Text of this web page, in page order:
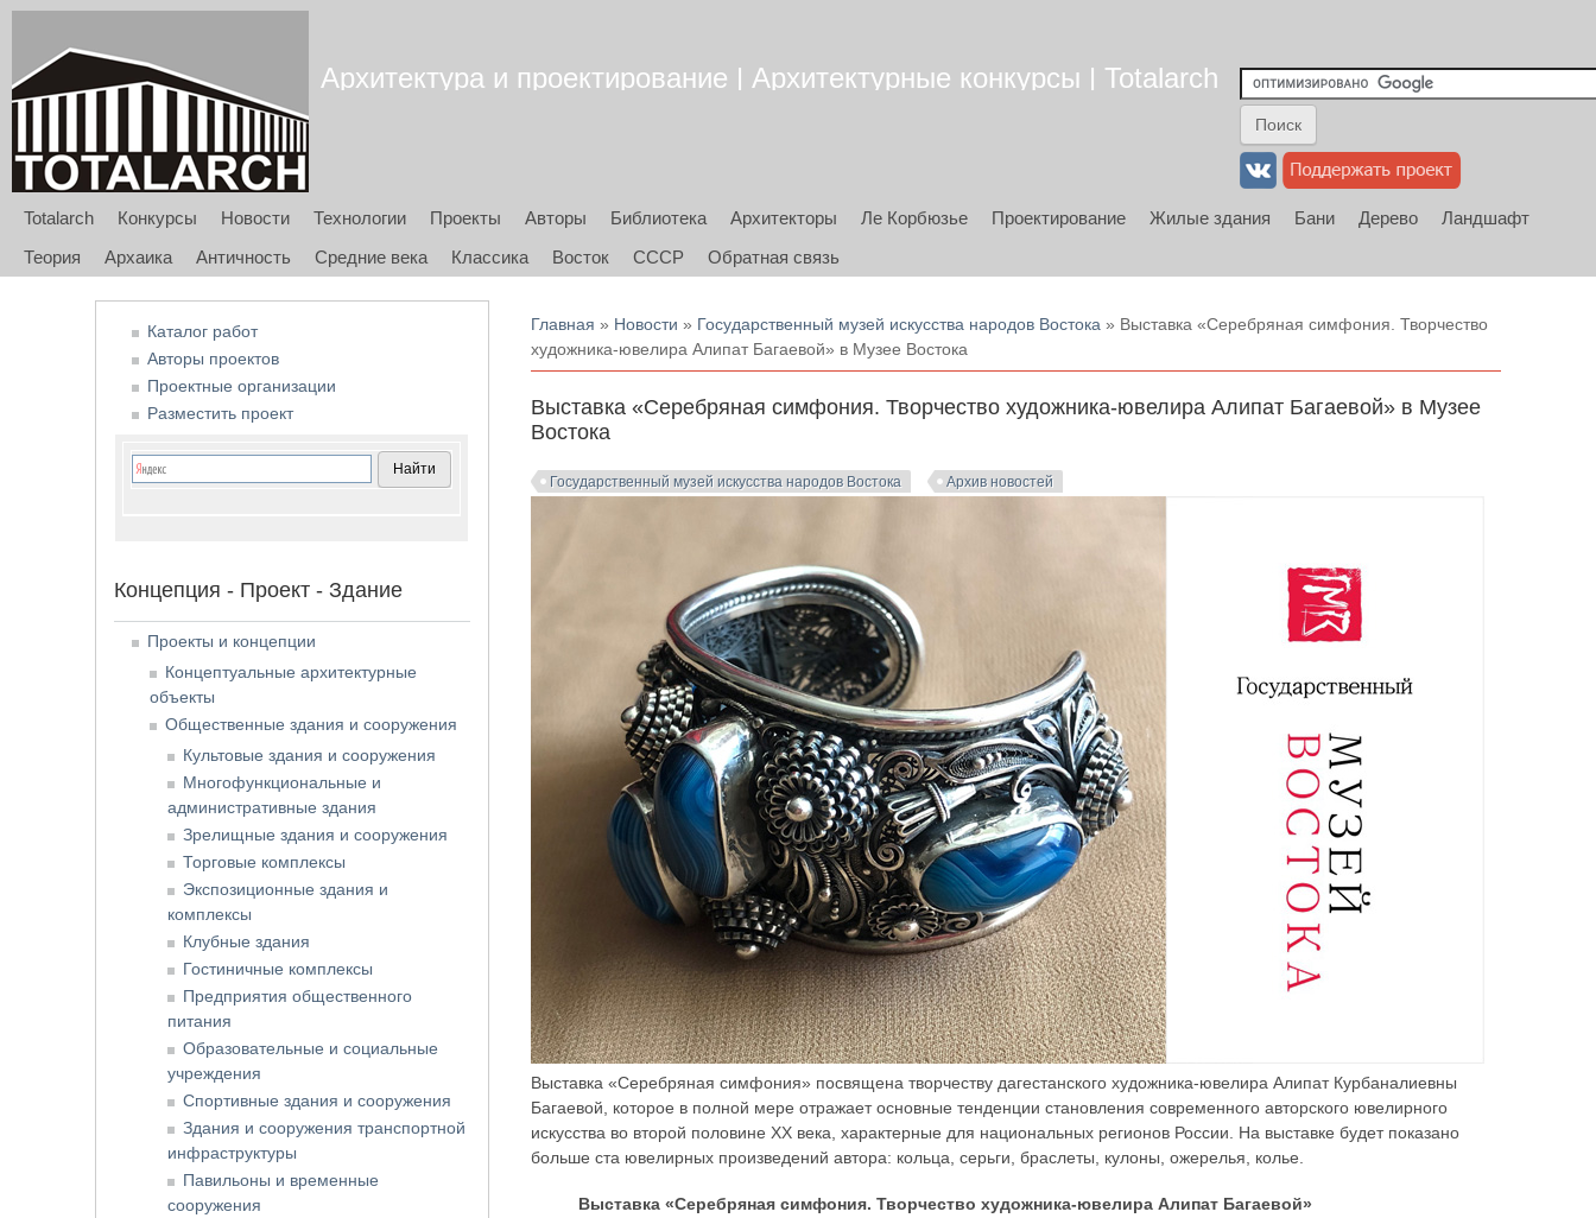
Архитектура и проектирование | Архитектурные конкурсы | Totalarch
Totalarch Конкурсы Новости Технологии Проекты Авторы Библиотека Архитекторы Ле Корбюзье Проектирование Жилые здания Бани Дерево
Ландшафт
Теория
Архаика Античность Средние века Классика Восток СССР Обратная связь
Вы здесь
Главная » Новости » Государственный музей искусства народов Востока » Выставка «Серебряная симфония. Творчество
художника-ювелира Алипат Багаевой» в Музее Востока
Выставка «Серебряная симфония. Творчество художника-ювелира Алипат Багаевой» в Музее
Востока
Государственный музей искусства народов Востока Архив новостей
Выставка «Серебряная симфония» посвящена творчеству дагестанского художника-ювелира Алипат Курбаналиевны
Багаевой, которое в полной мере отражает основные тенденции становления современного авторского ювелирного
искусства во второй половине XX века, характерные для национальных регионов России. На выставке будет показано
больше ста ювелирных произведений автора: кольца, серьги, браслеты, кулоны, ожерелья, колье.
Выставка «Серебряная симфония. Творчество художника-ювелира Алипат Багаевой»
Каталог работ
Авторы проектов
Проектные организации
Разместить проект
Концепция - Проект - Здание
Проекты и концепции
Концептуальные архитектурные
объекты
Общественные здания и сооружения
Культовые здания и сооружения
Многофункциональные и
административные здания
Зрелищные здания и сооружения
Торговые комплексы
Экспозиционные здания и
комплексы
Клубные здания
Гостиничные комплексы
Предприятия общественного
питания
Образовательные и социальные
учреждения
Спортивные здания и сооружения
Здания и сооружения транспортной
инфраструктуры
Павильоны и временные
сооружения